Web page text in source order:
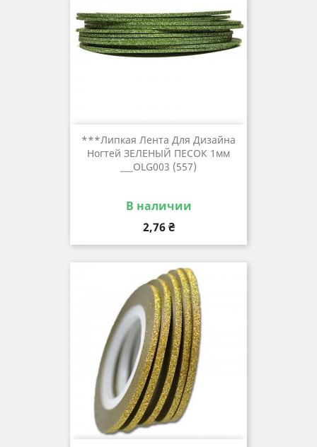
***Липкая Лента Для Дизайна
Ногтей ЗЕЛЕНЫЙ ПЕСОК 1мм
___OLG003 (557)
В наличии
Цена
2,76 ₴